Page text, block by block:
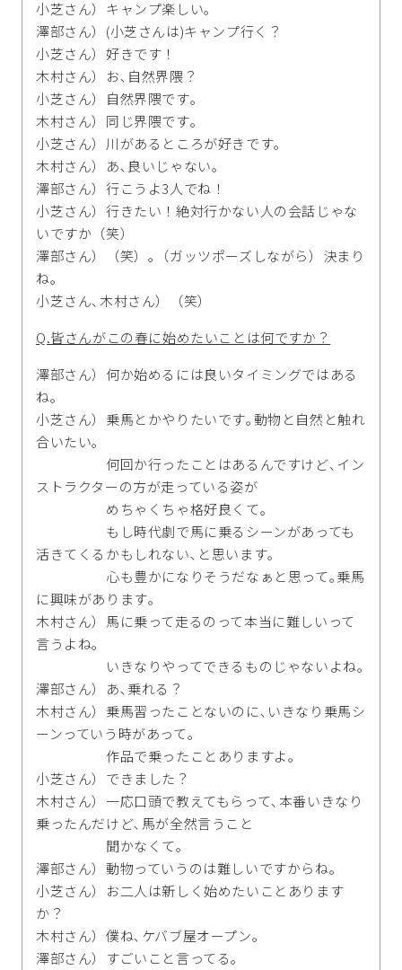
小芝さん）キャンプ楽しい｡
澤部さん）(小芝さんは)キャンプ行く？
小芝さん）好きです！
木村さん）お､自然界隈？
小芝さん）自然界隈です｡
木村さん）同じ界隈です｡
小芝さん）川があるところが好きです｡
木村さん）あ､良いじゃない｡
澤部さん）行こうよ3人でね！
小芝さん）行きたい！絶対行かない人の会話じゃな
いですか（笑）
澤部さん）（笑）｡（ガッツポーズしながら）決まり
ね｡
小芝さん､木村さん）（笑）
Q.皆さんがこの春に始めたいことは何ですか？
澤部さん）何か始めるには良いタイミングではある
ね｡
小芝さん）乗馬とかやりたいです｡動物と自然と触れ
合いたい｡
何回か行ったことはあるんですけど､イン
ストラクターの方が走っている姿が
めちゃくちゃ格好良くて｡
もし時代劇で馬に乗るシーンがあっても
活きてくるかもしれない､と思います｡
心も豊かになりそうだなぁと思って｡乗馬
に興味があります｡
木村さん）馬に乗って走るのって本当に難しいって
言うよね｡
いきなりやってできるものじゃないよね｡
澤部さん）あ､乗れる？
木村さん）乗馬習ったことないのに､いきなり乗馬シ
ーンっていう時があって｡
作品で乗ったことありますよ｡
小芝さん）できました？
木村さん）一応口頭で教えてもらって､本番いきなり
乗ったんだけど､馬が全然言うこと
聞かなくて｡
澤部さん）動物っていうのは難しいですからね｡
小芝さん）お二人は新しく始めたいことあります
か？
木村さん）僕ね､ケバブ屋オープン｡
澤部さん）すごいこと言ってる｡